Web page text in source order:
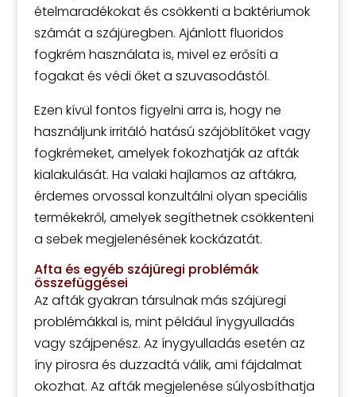
ételmaradékokat és csökkenti a baktériumok
számát a szájüregben. Ajánlott fluoridos
fogkrém használata is, mivel ez erősíti a
fogakat és védi őket a szuvasodástól.
Ezen kívül fontos figyelni arra is, hogy ne
használjunk irritáló hatású szájöblítőket vagy
fogkrémeket, amelyek fokozhatják az afták
kialakulását. Ha valaki hajlamos az aftákra,
érdemes orvossal konzultálni olyan speciális
termékekről, amelyek segíthetnek csökkenteni
a sebek megjelenésének kockázatát.
Afta és egyéb szájüregi problémák
összefüggései
Az afták gyakran társulnak más szájüregi
problémákkal is, mint például ínygyulladás
vagy szájpenész. Az ínygyulladás esetén az
íny pirosra és duzzadtá válik, ami fájdalmat
okozhat. Az afták megjelenése súlyosbíthatja